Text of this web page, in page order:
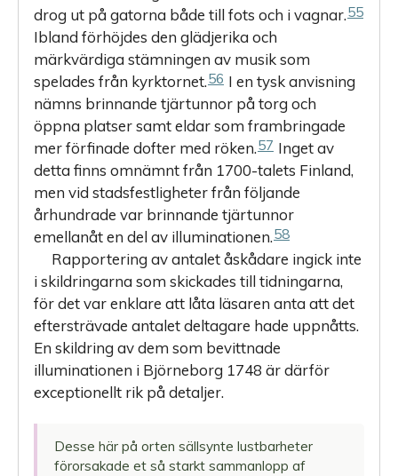
drog ut på gatorna både till fots och i vagnar.55
Ibland förhöjdes den glädjerika och
märkvärdiga stämningen av musik som
spelades från kyrktornet.56 I en tysk anvisning
nämns brinnande tjärtunnor på torg och
öppna platser samt eldar som frambringade
mer förfinade dofter med röken.57 Inget av
detta finns omnämnt från 1700-talets Finland,
men vid stadsfestligheter från följande
århundrade var brinnande tjärtunnor
emellanåt en del av illuminationen.58
Rapportering av antalet åskådare ingick inte
i skildringarna som skickades till tidningarna,
för det var enklare att låta läsaren anta att det
eftersträvade antalet deltagare hade uppnåtts.
En skildring av dem som bevittnade
illuminationen i Björneborg 1748 är därför
exceptionellt rik på detaljer.
Desse här på orten sällsynte lustbarheter
förorsakade et så starkt sammanlopp af